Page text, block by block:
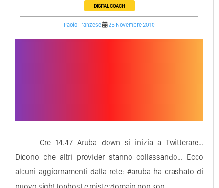
DIGITAL COACH
Paolo Franzese 25 Novembre 2010
Ore 14.47 Aruba down si inizia a Twitterare…
Dicono che altri provider stanno collassando… Ecco
alcuni aggiornamenti dalla rete: #aruba ha crashato di
nuovo sigh! tophost e misterdomain non son …